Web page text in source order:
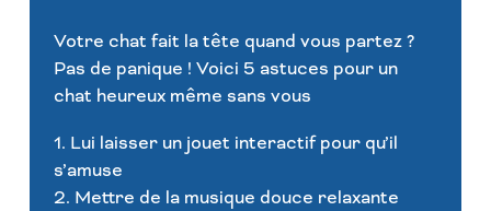
Votre chat fait la tête quand vous partez ?
Pas de panique ! Voici 5 astuces pour un
chat heureux même sans vous
1. Lui laisser un jouet interactif pour qu’il
s’amuse
2. Mettre de la musique douce relaxante